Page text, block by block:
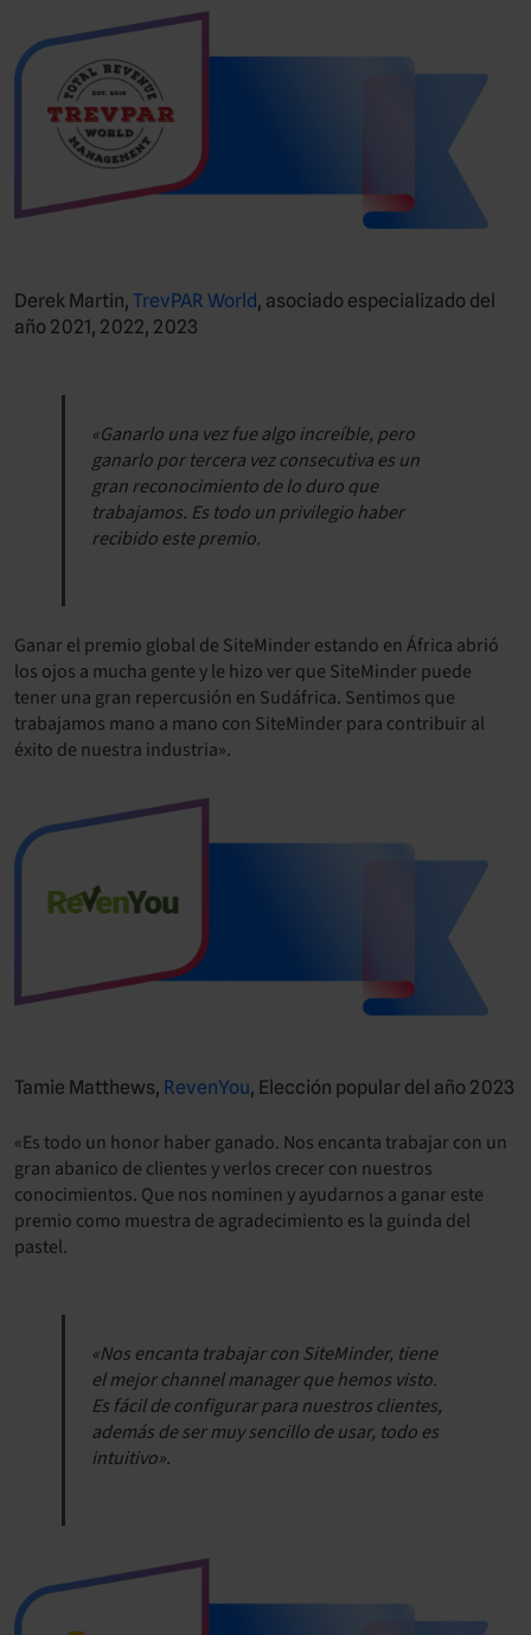
Derek Martin, TrevPAR World, asociado especializado del
año 2021, 2022, 2023
«Ganarlo una vez fue algo increíble, pero
ganarlo por tercera vez consecutiva es un
gran reconocimiento de lo duro que
trabajamos. Es todo un privilegio haber
recibido este premio.
Ganar el premio global de SiteMinder estando en África abrió
los ojos a mucha gente y le hizo ver que SiteMinder puede
tener una gran repercusión en Sudáfrica. Sentimos que
trabajamos mano a mano con SiteMinder para contribuir al
éxito de nuestra industria».
Tamie Matthews, RevenYou, Elección popular del año 2023
«Es todo un honor haber ganado. Nos encanta trabajar con un
gran abanico de clientes y verlos crecer con nuestros
conocimientos. Que nos nominen y ayudarnos a ganar este
premio como muestra de agradecimiento es la guinda del
pastel.
«Nos encanta trabajar con SiteMinder, tiene
el mejor channel manager que hemos visto.
Es fácil de configurar para nuestros clientes,
además de ser muy sencillo de usar, todo es
intuitivo».